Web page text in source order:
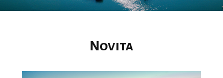
Novita